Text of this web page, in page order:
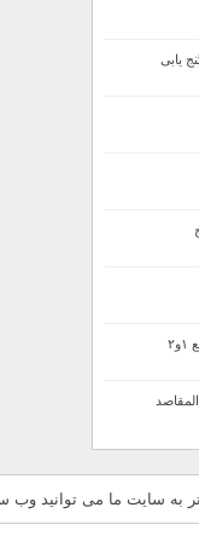
یابی
به سایت ما می توانید وب